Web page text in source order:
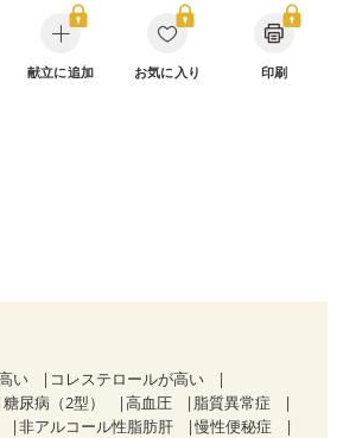
献立に追加 お気に入り 印刷
い
コレステロールが高い
糖尿病（2型） 高血圧
脂質異常症
非アルコール性脂肪肝
慢性便秘症